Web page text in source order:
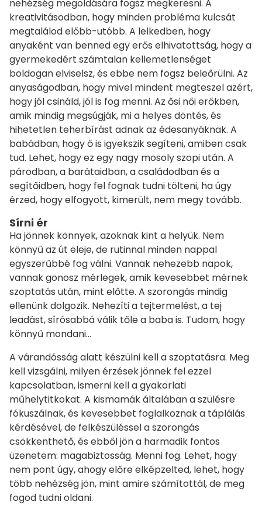
nehézség megoldására fogsz megkeresni. A
kreativitásodban, hogy minden probléma kulcsát
megtalálod előbb-utóbb. A lelkedben, hogy
anyaként van benned egy erős elhivatottság, hogy a
gyermekedért számtalan kellemetlenséget
boldogan elviselsz, és ebbe nem fogsz beleőrülni. Az
anyaságodban, hogy mivel mindent megteszel azért,
hogy jól csináld, jól is fog menni. Az ősi női erőkben,
amik mindig megsúgják, mi a helyes döntés, és
hihetetlen teherbírást adnak az édesanyáknak. A
babádban, hogy ő is igyekszik segíteni, amiben csak
tud. Lehet, hogy ez egy nagy mosoly szopi után. A
párodban, a barátaidban, a családodban és a
segítőidben, hogy fel fognak tudni tölteni, ha úgy
érzed, hogy elfogyott, kimerült, nem megy tovább.
Sírni ér
Ha jönnek könnyek, azoknak kint a helyük. Nem
könnyű az út eleje, de rutinnal minden nappal
egyszerűbbé fog válni. Vannak nehezebb napok,
vannak gonosz mérlegek, amik kevesebbet mérnek
szoptatás után, mint előtte. A szorongás mindig
ellenünk dolgozik. Nehezíti a tejtermelést, a tej
leadást, sírósabbá válik tőle a baba is. Tudom, hogy
könnyű mondani…
A várandósság alatt készülni kell a szoptatásra. Meg
kell vizsgálni, milyen érzések jönnek fel ezzel
kapcsolatban, ismerni kell a gyakorlati
műhelytitkokat. A kismamák általában a szülésre
fókuszálnak, és kevesebbet foglalkoznak a táplálás
kérdésével, de felkészüléssel a szorongás
csökkenthető, és ebből jön a harmadik fontos
üzenetem: magabiztosság. Menni fog. Lehet, hogy
nem pont úgy, ahogy előre elképzelted, lehet, hogy
több nehézség jön, mint amire számítottál, de meg
fogod tudni oldani.